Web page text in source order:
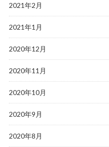
2021年2月
2021年1月
2020年12月
2020年11月
2020年10月
2020年9月
2020年8月